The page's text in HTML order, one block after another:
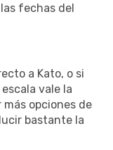
fechas del
a Kato, o si
vale la
opciones de
bastante la